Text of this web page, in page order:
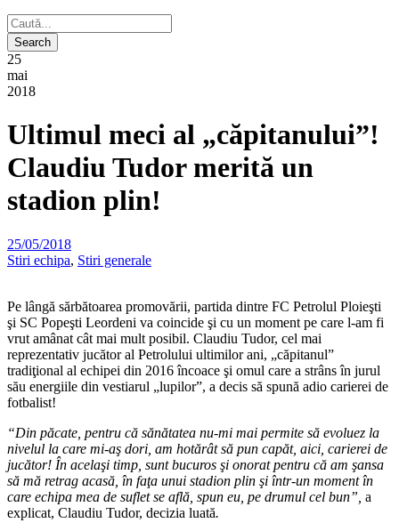
25
mai
2018
Ultimul meci al „căpitanului”!
Claudiu Tudor merită un
stadion plin!
25/05/2018
Stiri echipa, Stiri generale
Pe lângă sărbătoarea promovării, partida dintre FC Petrolul Ploieşti
şi SC Popeşti Leordeni va coincide şi cu un moment pe care l-am fi
vrut amânat cât mai mult posibil. Claudiu Tudor, cel mai
reprezentativ jucător al Petrolului ultimilor ani, „căpitanul”
tradiţional al echipei din 2016 încoace şi omul care a strâns în jurul
său energiile din vestiarul „lupilor”, a decis să spună adio carierei de
fotbalist!
“Din păcate, pentru că sănătatea nu-mi mai permite să evoluez la
nivelul la care mi-aş dori, am hotărât să pun capăt, aici, carierei de
jucător! În acelaşi timp, sunt bucuros şi onorat pentru că am şansa
să mă retrag acasă, în faţa unui stadion plin şi într-un moment în
care echipa mea de suflet se află, spun eu, pe drumul cel bun”, a
explicat, Claudiu Tudor, decizia luată.